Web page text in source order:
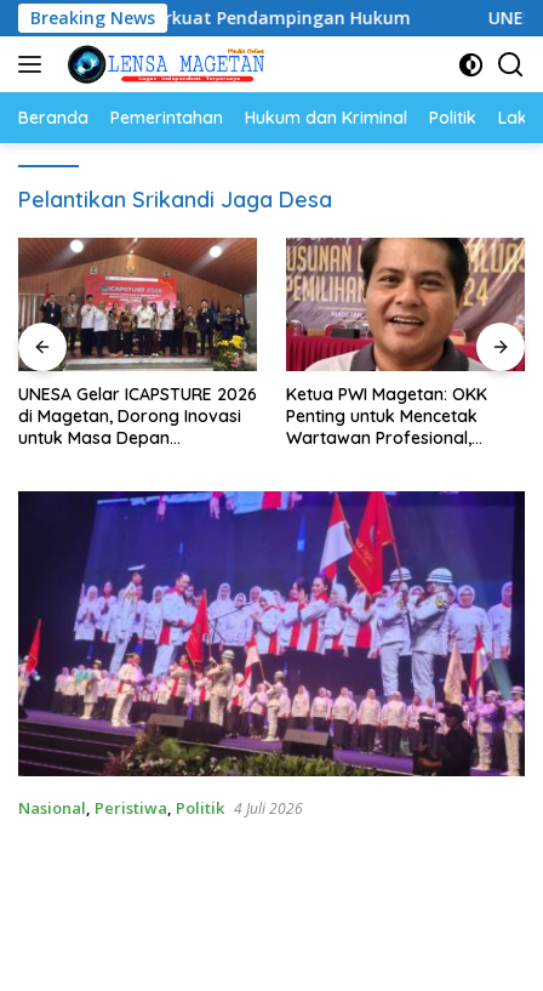
Langsung
ke
konten
Breaking News
Siap Perkuat Pendampingan Hukum UNESA
Beranda Pemerintahan Hukum dan Kriminal Politik
Pelantikan Srikandi Jaga Desa
UNESA Gelar ICAPSTURE 2026
di Magetan, Dorong Inovasi
untuk Masa Depan
Ketua PWI Magetan: OKK
Penting untuk Mencetak
Wartawan Profesional,
Nasional, Peristiwa, Politik 4 Juli 2026